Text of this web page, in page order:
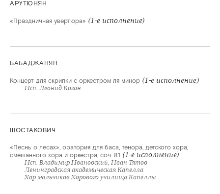
АРУТЮНЯН
«Праздничная увертюра» (1-е исполнение)
БАБАДЖАНЯН
Концерт для скрипки с оркестром ля минор (1-е исполнение)
Исп. Леонид Коган
ШОСТАКОВИЧ
«Песнь о лесах», оратория для баса, тенора, детского хора,
смешанного хора и оркестра, соч. 81 (1-е исполнение)
Исп. Владимир Ивановский, Иван Тятов
Ленинградская академическая Капелла